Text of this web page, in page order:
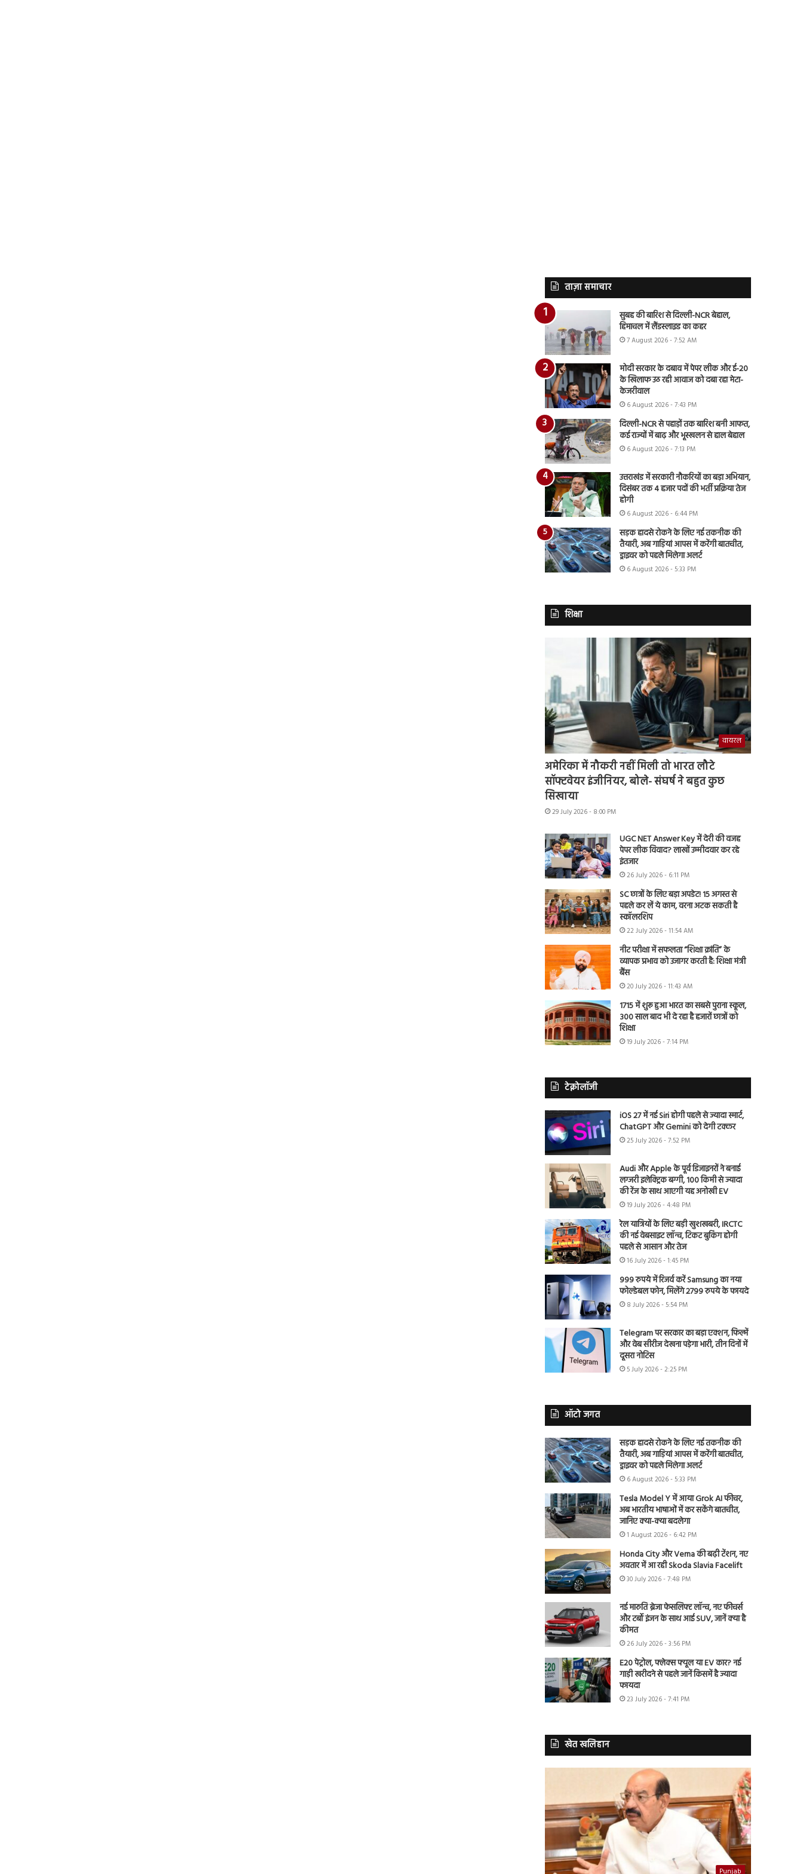
ताज़ा समाचार
सुबह की बारिश से दिल्ली-NCR बेहाल,
हिमाचल में लैंडस्लाइड का कहर
7 August 2026 - 7:52 AM
मोदी सरकार के दबाव में पेपर लीक और ई-20
के खिलाफ उठ रही आवाज को दबा रहा मेटा-
केजरीवाल
6 August 2026 - 7:43 PM
दिल्ली-NCR से पहाड़ों तक बारिश बनी आफत,
कई राज्यों में बाढ़ और भूस्खलन से हाल बेहाल
6 August 2026 - 7:13 PM
उत्तराखंड में सरकारी नौकरियों का बड़ा अभियान,
दिसंबर तक 4 हजार पदों की भर्ती प्रक्रिया तेज
होगी
6 August 2026 - 6:44 PM
सड़क हादसे रोकने के लिए नई तकनीक की
तैयारी, अब गाड़ियां आपस में करेंगी बातचीत,
ड्राइवर को पहले मिलेगा अलर्ट
6 August 2026 - 5:33 PM
शिक्षा
वायरल
अमेरिका में नौकरी नहीं मिली तो भारत लौटे
सॉफ्टवेयर इंजीनियर, बोले- संघर्ष ने बहुत कुछ
सिखाया
29 July 2026 - 8:00 PM
UGC NET Answer Key में देरी की वजह
पेपर लीक विवाद? लाखों उम्मीदवार कर रहे
इंतजार
26 July 2026 - 6:11 PM
SC छात्रों के लिए बड़ा अपडेट! 15 अगस्त से
पहले कर लें ये काम, वरना अटक सकती है
स्कॉलरशिप
22 July 2026 - 11:54 AM
नीट परीक्षा में सफलता “शिक्षा क्रांति” के
व्यापक प्रभाव को उजागर करती है: शिक्षा मंत्री
बैंस
20 July 2026 - 11:43 AM
1715 में शुरू हुआ भारत का सबसे पुराना स्कूल,
300 साल बाद भी दे रहा है हजारों छात्रों को
शिक्षा
19 July 2026 - 7:14 PM
टेक्नोलॉजी
iOS 27 में नई Siri होगी पहले से ज्यादा स्मार्ट,
ChatGPT और Gemini को देगी टक्कर
25 July 2026 - 7:52 PM
Audi और Apple के पूर्व डिजाइनरों ने बनाई
लग्जरी इलेक्ट्रिक बग्गी, 100 किमी से ज्यादा
की रेंज के साथ आएगी यह अनोखी EV
19 July 2026 - 4:48 PM
रेल यात्रियों के लिए बड़ी खुशखबरी, IRCTC
की नई वेबसाइट लॉन्च, टिकट बुकिंग होगी
पहले से आसान और तेज
16 July 2026 - 1:45 PM
999 रुपये में रिजर्व करें Samsung का नया
फोल्डेबल फोन, मिलेंगे 2799 रुपये के फायदे
8 July 2026 - 5:54 PM
Telegram पर सरकार का बड़ा एक्शन, फिल्में
और वेब सीरीज देखना पड़ेगा भारी, तीन दिनों में
दूसरा नोटिस
5 July 2026 - 2:25 PM
ऑटो जगत
सड़क हादसे रोकने के लिए नई तकनीक की
तैयारी, अब गाड़ियां आपस में करेंगी बातचीत,
ड्राइवर को पहले मिलेगा अलर्ट
6 August 2026 - 5:33 PM
Tesla Model Y में आया Grok AI फीचर,
अब भारतीय भाषाओं में कर सकेंगे बातचीत,
जानिए क्या-क्या बदलेगा
1 August 2026 - 6:42 PM
Honda City और Verna की बढ़ी टेंशन, नए
अवतार में आ रही Skoda Slavia Facelift
30 July 2026 - 7:48 PM
नई मारुति ब्रेजा फेसलिफ्ट लॉन्च, नए फीचर्स
और टर्बो इंजन के साथ आई SUV, जानें क्या है
कीमत
26 July 2026 - 3:56 PM
E20 पेट्रोल, फ्लेक्स फ्यूल या EV कार? नई
गाड़ी खरीदने से पहले जानें किसमें है ज्यादा
फायदा
23 July 2026 - 7:41 PM
खेत खलिहान
Punjab